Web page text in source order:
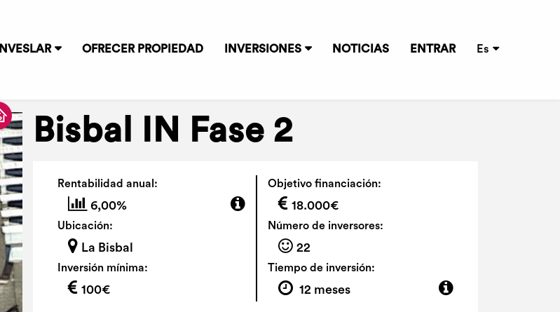
INVESLAR OFRECER PROPIEDAD INVERSIONES NOTICIAS ENTRAR Es
Bisbal IN Fase 2
Rentabilidad anual:
6,00%
Ubicación:
La Bisbal
Inversión mínima:
100€
Objetivo financiación:
18.000€
Número de inversores:
22
Tiempo de inversión:
12 meses